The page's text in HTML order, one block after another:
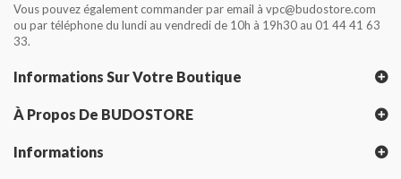
Vous pouvez également commander par email à vpc@budostore.com
ou par téléphone du lundi au vendredi de 10h à 19h30 au 01 44 41 63
33.
Informations Sur Votre Boutique
À Propos De BUDOSTORE
Informations